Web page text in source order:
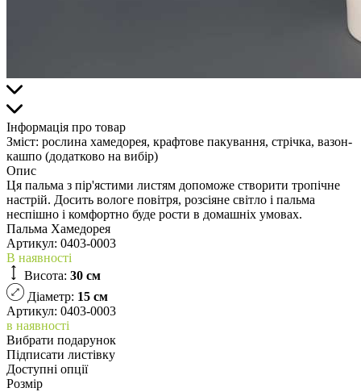
Інформація про товар
Зміст: рослина хамедорея, крафтове пакування, стрічка, вазон-
кашпо (додатково на вибір)
Опис
Ця пальма з пір'ястими листям допоможе створити тропічне
настрій. Досить вологе повітря, розсіяне світло і пальма
неспішно і комфортно буде рости в домашніх умовах.
Пальма Хамедорея
Артикул: 0403-0003
В наявності
Висота: 30 см
Діаметр: 15 см
Артикул: 0403-0003
в наявності
Вибрати подарунок
Підписати листівку
Доступні опції
Розмір